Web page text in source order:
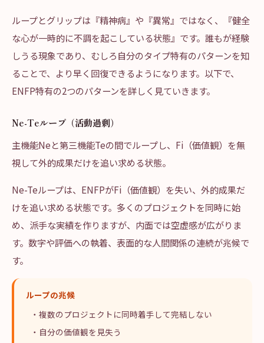
ループとグリップは『精神病』や『異常』ではなく、『健全
な心が一時的に不調を起こしている状態』です。誰もが経験
しうる現象であり、むしろ自分のタイプ特有のパターンを知
ることで、より早く回復できるようになります。以下で、
ENFP特有の2つのパターンを詳しく見ていきます。
Ne-Teループ（活動過剰）
主機能Neと第三機能Teの間でループし、Fi（価値観）を無
視して外的成果だけを追い求める状態。
Ne-Teループは、ENFPがFi（価値観）を失い、外的成果だ
けを追い求める状態です。多くのプロジェクトを同時に始
め、派手な実績を作りますが、内面では空虚感が広がりま
す。数字や評価への執着、表面的な人間関係の連続が兆候で
す。
ループの兆候
・複数のプロジェクトに同時着手して完結しない
・自分の価値観を見失う